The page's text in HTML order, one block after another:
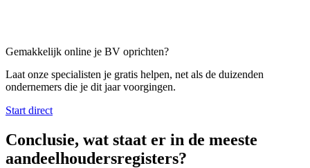
Gemakkelijk online je BV oprichten?
Laat onze specialisten je gratis helpen, net als de duizenden
ondernemers die je dit jaar voorgingen.
Start direct
Conclusie, wat staat er in de meeste
aandeelhoudersregisters?